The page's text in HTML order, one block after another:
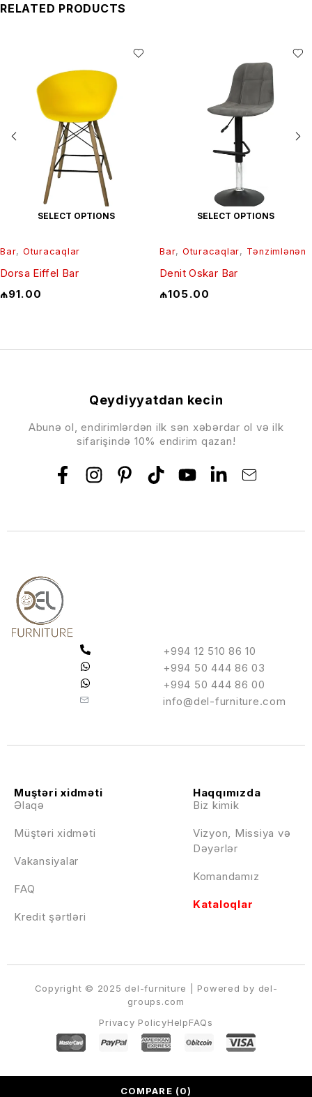
RELATED PRODUCTS
SELECT OPTIONS
Bar, Oturacaqlar
Dorsa Eiffel Bar
₼91.00
SELECT OPTIONS
Bar, Oturacaqlar, Tənzimlənən
Denit Oskar Bar
₼105.00
+994 12 510 86 10
+994 50 444 86 03
+994 50 444 86 00
info@del-furniture.com
Haqqımızda
Biz kimik
Vizyon, Missiya və
Dəyərlər
Komandamız
Kataloqlar
Muştəri xidməti
Əlaqə
Müştəri xidməti
Vakansiyalar
FAQ
Kredit şərtləri
Qeydiyyatdan kecin
Abunə ol, endirimlərdən ilk sən xəbərdar ol və ilk
sifarişində 10% endirim qazan!
Privacy PolicyHelpFAQs
Copyright © 2025 del-furniture | Powered by del-
groups.com
COMPARE (0)